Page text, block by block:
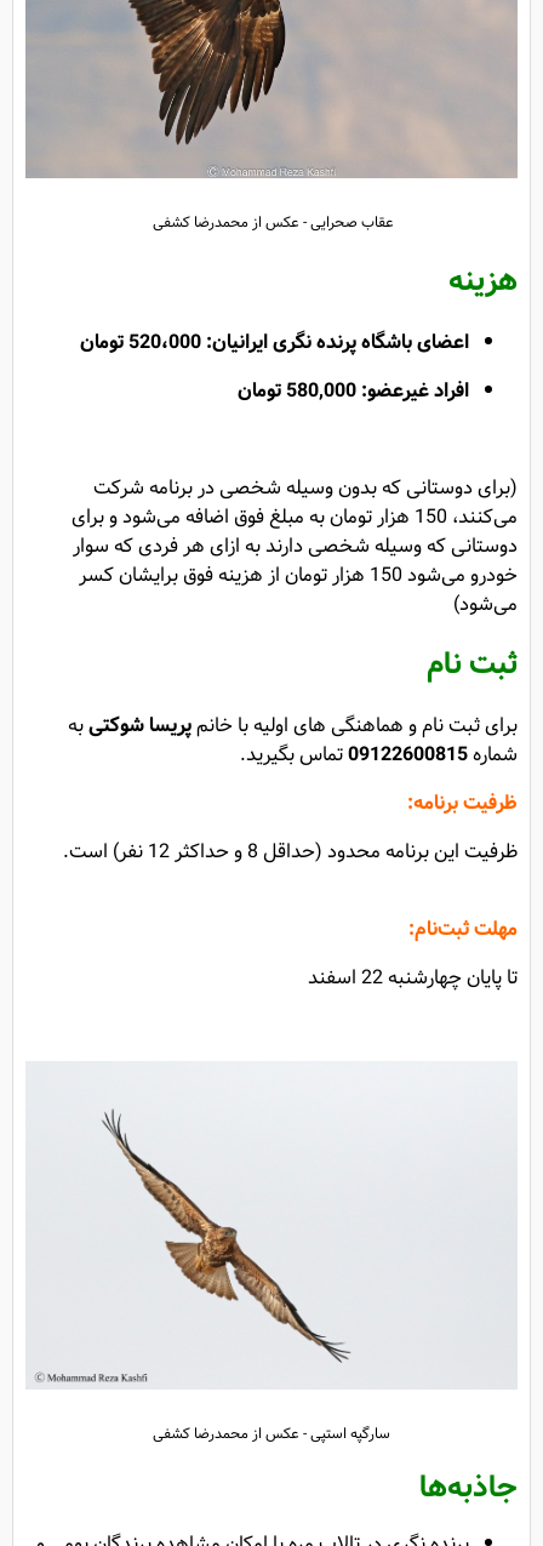
عقاب صحرایی - عکس از محمدرضا کشفی
هزینه
اعضای باشگاه پرنده نگری ایرانیان: 520،000 تومان
افراد غیرعضو: 580,000 تومان
(برای دوستانی که بدون وسیله شخصی در برنامه شرکت
می‌کنند، 150 هزار تومان به مبلغ فوق اضافه می‌شود و برای
دوستانی که وسیله شخصی دارند به ازای هر فردی که سوار
خودرو می‌شود 150 هزار تومان از هزینه فوق برایشان کسر
می‌شود)
ثبت نام
برای ثبت نام و هماهنگی های اولیه با خانمپریسا شوکتیبه
شماره09122600815تماس بگیرید.
ظرفیت برنامه:
ظرفیت این برنامه محدود (حداقل 8 و حداکثر 12 نفر) است.
مهلت ثبت‌نام:
تا پایان چهارشنبه 22 اسفند
سارگپه استپی - عکس از محمدرضا کشفی
جاذبه‌ها